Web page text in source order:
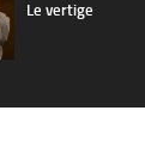
Le vertige